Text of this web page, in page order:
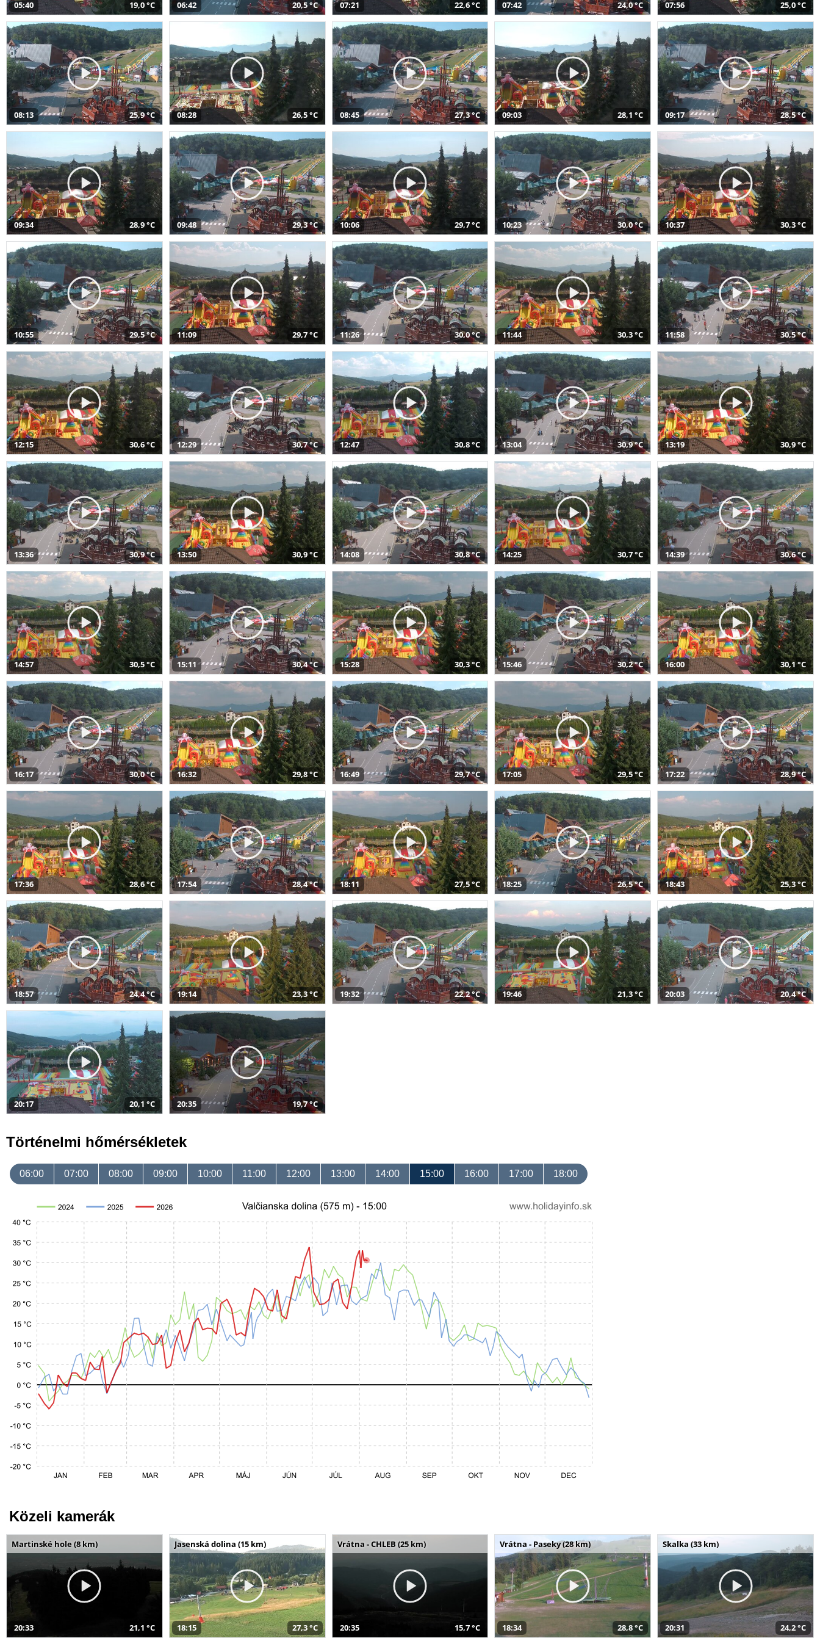
05:40 19,0 °C 06:42 20,5 °C 07:21 22,6 °C 07:42 24,0 °C 07:56 25,0 °C
08:13 25,9 °C 08:28 26,5 °C 08:45 27,3 °C 09:03 28,1 °C 09:17 28,5 °C
09:34 28,9 °C 09:48 29,3 °C 10:06 29,7 °C 10:23 30,0 °C 10:37 30,3 °C
10:55 29,5 °C 11:09 29,7 °C 11:26 30,0 °C 11:44 30,3 °C 11:58 30,5 °C
12:15 30,6 °C 12:29 30,7 °C 12:47 30,8 °C 13:04 30,9 °C 13:19 30,9 °C
13:36 30,9 °C 13:50 30,9 °C 14:08 30,8 °C 14:25 30,7 °C 14:39 30,6 °C
14:57 30,5 °C 15:11 30,4 °C 15:28 30,3 °C 15:46 30,2 °C 16:00 30,1 °C
16:17 30,0 °C 16:32 29,8 °C 16:49 29,7 °C 17:05 29,5 °C 17:22 28,9 °C
17:36 28,6 °C 17:54 28,4 °C 18:11 27,5 °C 18:25 26,5 °C 18:43 25,3 °C
18:57 24,4 °C 19:14 23,3 °C 19:32 22,2 °C 19:46 21,3 °C 20:03 20,4 °C
20:17 20,1 °C 20:35 19,7 °C
Történelmi hőmérsékletek
06:00 07:00 08:00 09:00 10:00 11:00 12:00 13:00 14:00 15:00 16:00 17:00 18:00
Közeli kamerák
Martinské hole (8 km)
20:33 21,1 °C
Jasenská dolina (15 km)
18:15 27,3 °C
Vrátna - CHLEB (25 km)
20:35 15,7 °C
Vrátna - Paseky (28 km)
18:34 28,8 °C
Skalka (33 km)
20:31 24,2 °C